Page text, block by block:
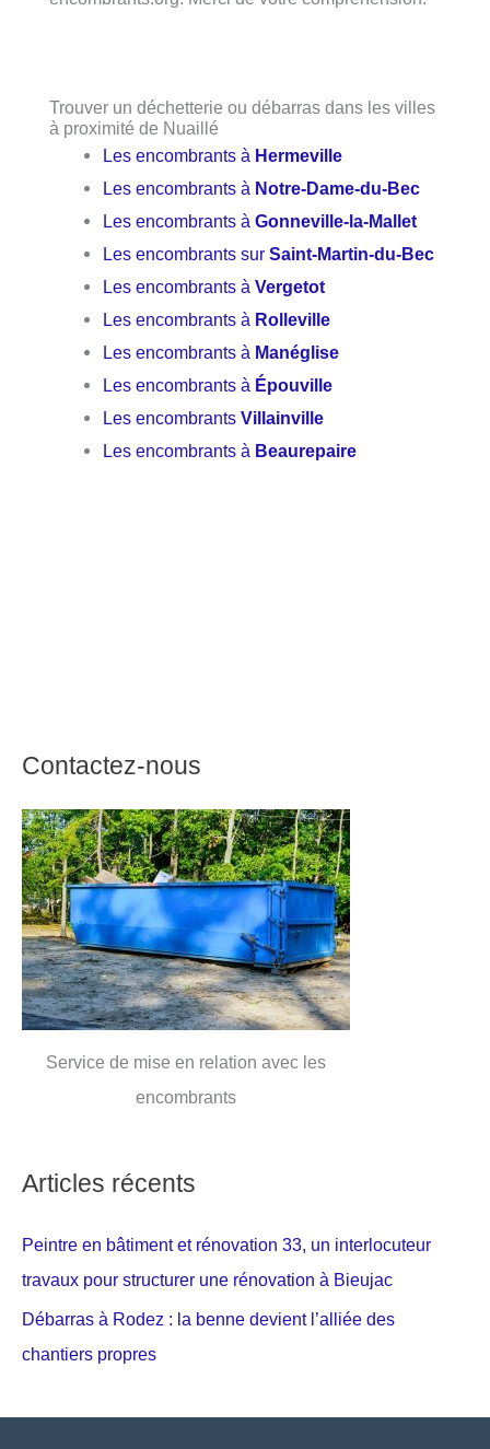
Trouver un déchetterie ou débarras dans les villes
à proximité de Nuaillé
Les encombrants à Hermeville
Les encombrants à Notre-Dame-du-Bec
Les encombrants àGonneville-la-Mallet
Les encombrants surSaint-Martin-du-Bec
Les encombrants àVergetot
Les encombrants à Rolleville
Les encombrants à Manéglise
Les encombrants à Épouville
Les encombrantsVillainville
Les encombrants à Beaurepaire
Contactez-nous
Service de mise en relation avec les
encombrants
Articles récents
Peintre en bâtiment et rénovation 33, un interlocuteur
travaux pour structurer une rénovation à Bieujac
Débarras à Rodez : la benne devient l’alliée des
chantiers propres